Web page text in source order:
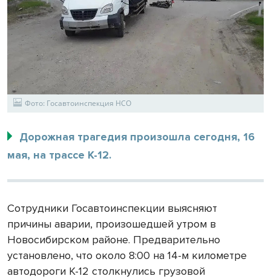
Фото: Госавтоинспекция НСО
Дорожная трагедия произошла сегодня, 16
мая, на трассе К-12.
Сотрудники Госавтоинспекции выясняют
причины аварии, произошедшей утром в
Новосибирском районе. Предварительно
установлено, что около 8:00 на 14-м километре
автодороги К-12 столкнулись грузовой